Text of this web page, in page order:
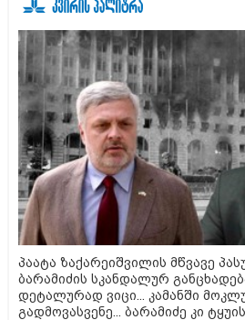
პაატა ზაქარეიშვილის მწვავე
ბარამიძის სკანდალურ
დეტალურად ვიცი... კამანში
გადმოვასვენე... ბარამიძე კი